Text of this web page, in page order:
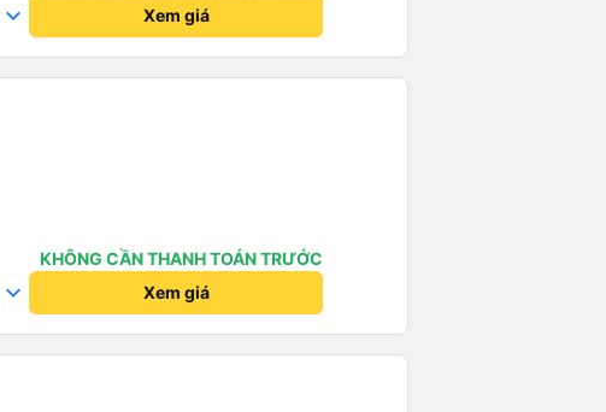
keyboard_arrow_down Xem giá
KHÔNG CẦN THANH TOÁN TRƯỚC
keyboard_arrow_down Xem giá